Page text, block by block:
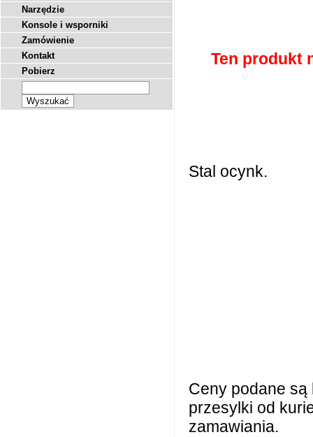
Ten produkt
Stal ocynk.
Ceny podane są
przesylki od
zamawiania.
Narzędzie
Konsole i wsporniki
Zamówienie
Kontakt
Pobierz